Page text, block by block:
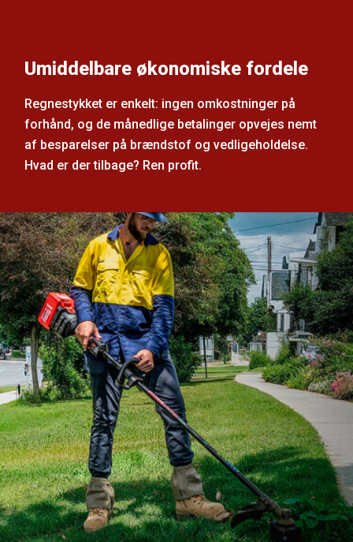
Umiddelbare økonomiske fordele
Regnestykket er enkelt: ingen omkostninger på
forhånd, og de månedlige betalinger opvejes nemt
af besparelser på brændstof og vedligeholdelse.
Hvad er der tilbage? Ren profit.